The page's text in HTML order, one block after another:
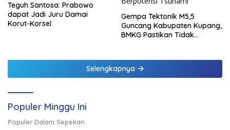
Teguh Santosa: Prabowo
dapat Jadi Juru Damai
Korut-Korsel
Gempa Tektonik M5,5
Guncang Kabupaten Kupang,
BMKG Pastikan Tidak
Selengkapnya
Populer Minggu Ini
Populer Dalam Sepekan